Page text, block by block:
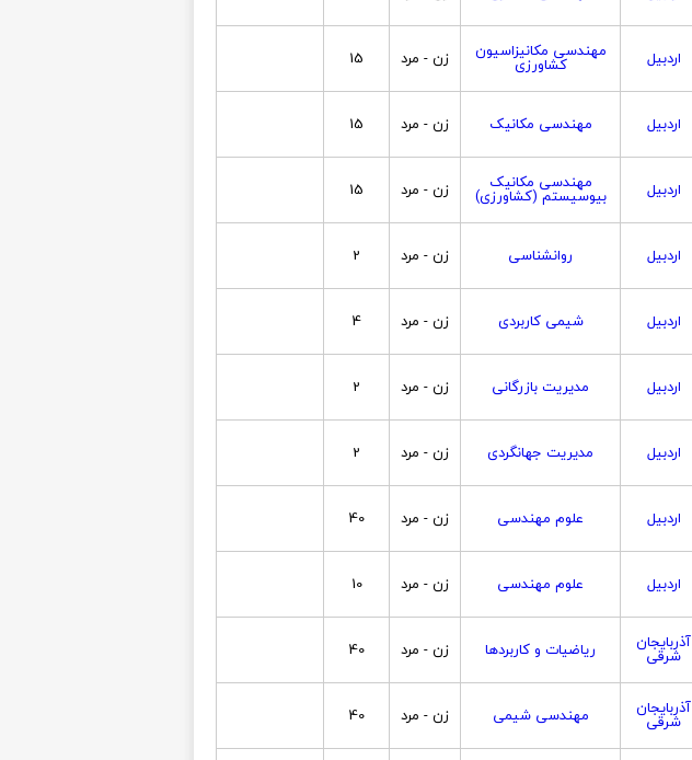
اردبیل مهندسی مکانیزاسیون
کشاورزی زن - مرد 15
اردبیل مهندسی مکانیک زن - مرد 15
اردبیل مهندسی مکانیک
بیوسیستم (کشاورزی) زن - مرد 15
اردبیل روانشناسی زن - مرد 2
اردبیل شیمی کاربردی زن - مرد 4
اردبیل مدیریت بازرگانی زن - مرد 2
اردبیل مدیریت جهانگردی زن - مرد 2
اردبیل علوم مهندسی زن - مرد 40
اردبیل علوم مهندسی زن - مرد 10
آذربایجان
شرقی ریاضیات و کاربردها زن - مرد 40
آذربایجان
شرقی مهندسی شیمی زن - مرد 40